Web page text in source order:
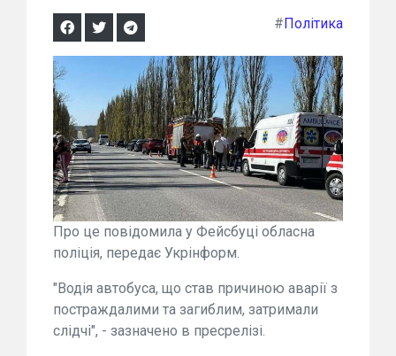
#Політика
Про це повідомила у Фейсбуці обласна
поліція, передає Укрінформ.
"Водія автобуса, що став причиною аварії з
постраждалими та загиблим, затримали
слідчі", - зазначено в пресрелізі.